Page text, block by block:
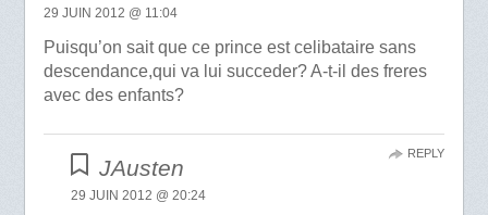
29 JUIN 2012 @ 11:04
Puisqu’on sait que ce prince est celibataire sans
descendance,qui va lui succeder? A-t-il des freres
avec des enfants?
JAusten
29 JUIN 2012 @ 20:24
REPLY